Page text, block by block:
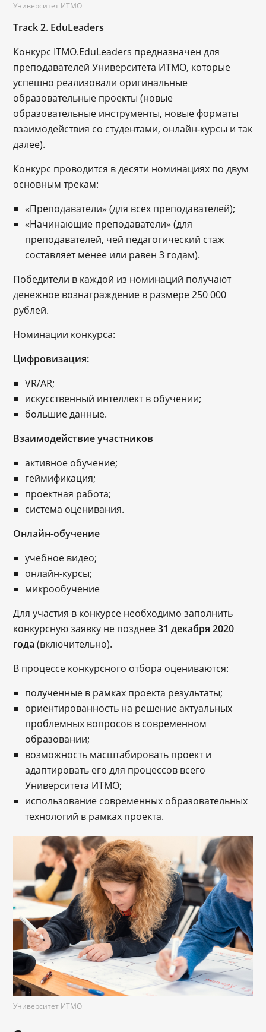
Университет ИТМО
Track 2. EduLeaders
Конкурс ITMO.EduLeaders предназначен для
преподавателей Университета ИТМО, которые
успешно реализовали оригинальные
образовательные проекты (новые
образовательные инструменты, новые форматы
взаимодействия со студентами, онлайн-курсы и так
далее).
Конкурс проводится в десяти номинациях по двум
основным трекам:
«Преподаватели» (для всех преподавателей);
«Начинающие преподаватели» (для
преподавателей, чей педагогический стаж
составляет менее или равен 3 годам).
Победители в каждой из номинаций получают
денежное вознаграждение в размере 250 000
рублей.
Номинации конкурса:
Цифровизация:
VR/AR;
искусственный интеллект в обучении;
большие данные.
Взаимодействие участников
активное обучение;
геймификация;
проектная работа;
система оценивания.
Онлайн-обучение
учебное видео;
онлайн-курсы;
микрообучение
Для участия в конкурсе необходимо заполнить
конкурсную заявку не позднее31 декабря 2020
года (включительно).
В процессе конкурсного отбора оцениваются:
полученные в рамках проекта результаты;
ориентированность на решение актуальных
проблемных вопросов в современном
образовании;
возможность масштабировать проект и
адаптировать его для процессов всего
Университета ИТМО;
использование современных образовательных
технологий в рамках проекта.
Университет ИТМО